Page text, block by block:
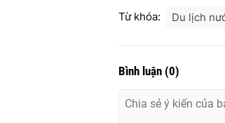
Từ khóa: Du lịch
Bình luận (0)